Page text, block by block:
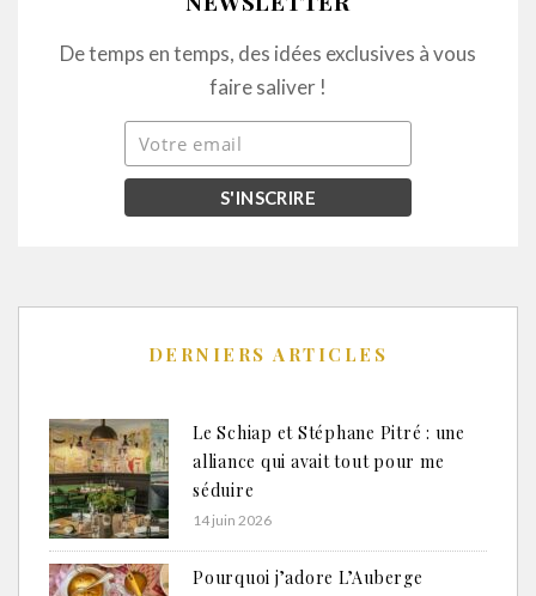
De temps en temps, des idées exclusives à vous
faire saliver !
DERNIERS ARTICLES
Le Schiap et Stéphane Pitré : une
alliance qui avait tout pour me
séduire
14 juin 2026
Pourquoi j’adore L’Auberge